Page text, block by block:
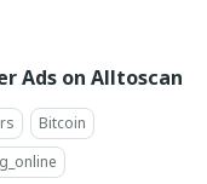
Ads on Alltoscan
Bitcoin